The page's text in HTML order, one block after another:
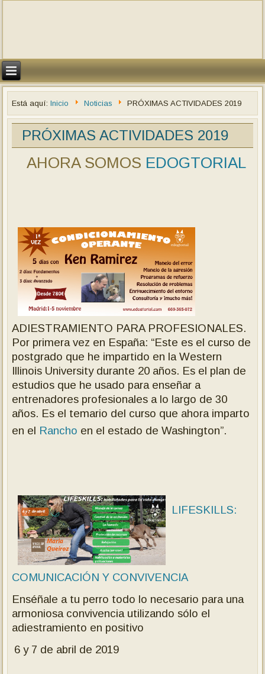
Está aquí:Inicio Noticias PRÓXIMAS ACTIVIDADES 2019
PRÓXIMAS ACTIVIDADES 2019
AHORA SOMOS EDOGTORIAL
ADIESTRAMIENTO PARA PROFESIONALES.
Por primera vez en España: “Este es el curso de
postgrado que he impartido en la Western
Illinois University durante 20 años. Es el plan de
estudios que he usado para enseñar a
entrenadores profesionales a lo largo de 30
años. Es el temario del curso que ahora imparto
en el Rancho en el estado de Washington”.
LIFESKILLS:
COMUNICACIÓN Y CONVIVENCIA
Enséñale a tu perro todo lo necesario para una
armoniosa convivencia utilizando sólo el
adiestramiento en positivo
6 y 7 de abril de 2019